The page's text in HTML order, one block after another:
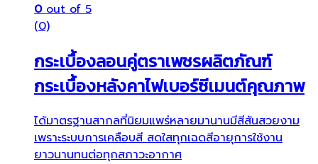
0out of 5
(0)
กระเบื้องลอนคู่ตราเพชรผลิตภัณฑ์
กระเบื้องหลังคาไฟเบอร์ซีเมนต์คุณภาพ
ได้มาตรฐานสากลที่นิยมแพร่หลายมานานมีสีสันสวยงาม
เพราะระบบการเคลือบสี สดใสทุกเฉดสีอายุการใช้งาน
ยาวนานทนต่อทุกสภาวะอากาศ